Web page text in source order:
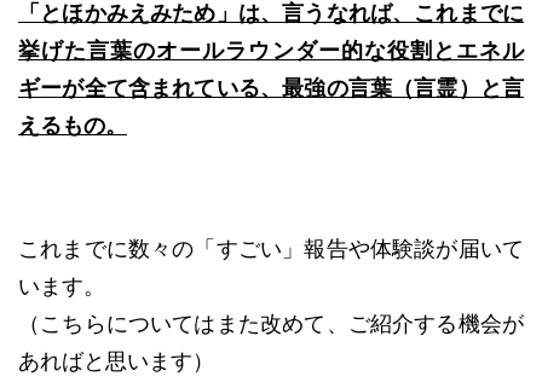
「とほかみえみため」は、言うなれば、これまでに
挙げた言葉のオールラウンダー的な役割とエネル
ギーが全て含まれている、最強の言葉（言霊）と言
えるもの。
これまでに数々の「すごい」報告や体験談が届いて
います。
（こちらについてはまた改めて、ご紹介する機会が
あればと思います）